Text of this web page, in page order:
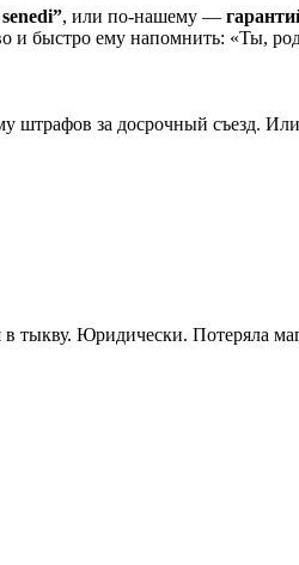
, или по-нашему —
и быстро ему напомнить: «Ты,
штрафов за досрочный съезд.
тыкву. Юридически. Потеряла